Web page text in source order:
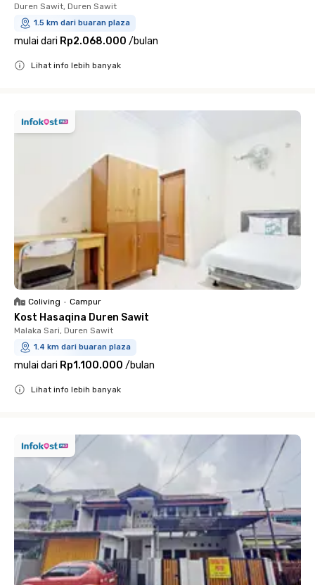
Duren Sawit, Duren Sawit
1.5 km dari buaran plaza
mulai dari Rp2.068.000 /bulan
Lihat info lebih banyak
Coliving • Campur
Kost Hasaqina Duren Sawit
Malaka Sari, Duren Sawit
1.4 km dari buaran plaza
mulai dari Rp1.100.000 /bulan
Lihat info lebih banyak